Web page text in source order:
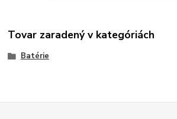
Tovar zaradený v kategóriách
Batérie